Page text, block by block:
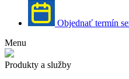
Objednať termín
Menu
Produkty a služby